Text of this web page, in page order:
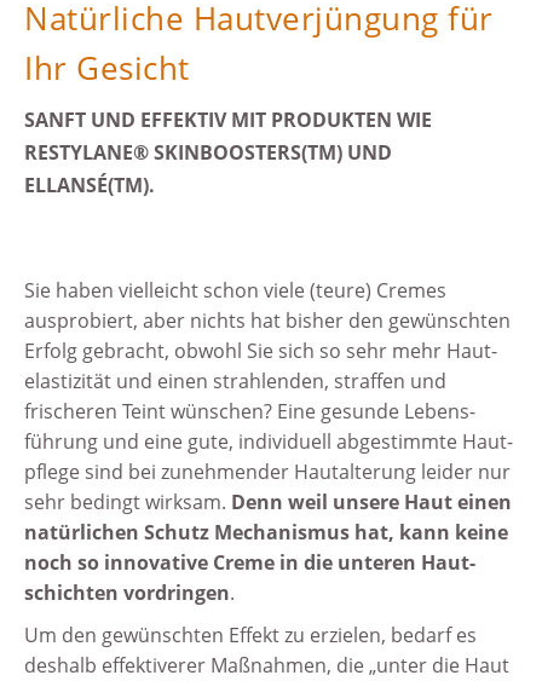
Natürliche Hautver­jüngung für
Ihr Gesicht
SANFT UND EFFEKTIV MIT PRODUKTEN WIE
RESTYLANE® SKIN­BOOSTERS(TM) UND
ELLANSÉ(TM).
Sie haben vielleicht schon viele (teure) Cremes
ausprobiert, aber nichts hat bisher den gewünsch­ten
Erfolg gebracht, obwohl Sie sich so sehr mehr Haut­
elastizität und einen strah­lenden, straffen und
frischeren Teint wünschen? Eine gesunde Lebens­
führung und eine gute, indivi­duell abge­stimmte Haut­
pflege sind bei zunehmender Hautalterung leider nur
sehr bedingt wirksam. Denn weil unsere Haut einen
natür­lichen Schutz Mechanismus hat, kann keine
noch so innovative Creme in die unteren Haut­
schich­ten vordringen.
Um den gewünschten Effekt zu erzielen, bedarf es
deshalb effek­tiverer Maß­nahmen, die „unter die Haut